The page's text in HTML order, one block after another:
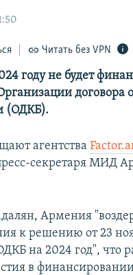
НЕ СУДЯТ?
БЛОКИРОВКУ
RL
Читать без VPN
году не будет
договора
(ОДКБ).
агентства
секретаря МИД
Армения
к решению от 23
на 2024 год", что
в